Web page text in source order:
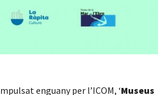
enguany per l’ICOM, ‘Museus